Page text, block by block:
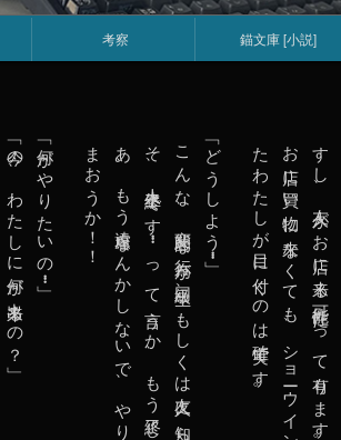
考察 錨文庫 [小説]
。
。
「どうしよう・・・」
！
「何がやりたいの・・・」
「今の、わたしに何が出来るの？」